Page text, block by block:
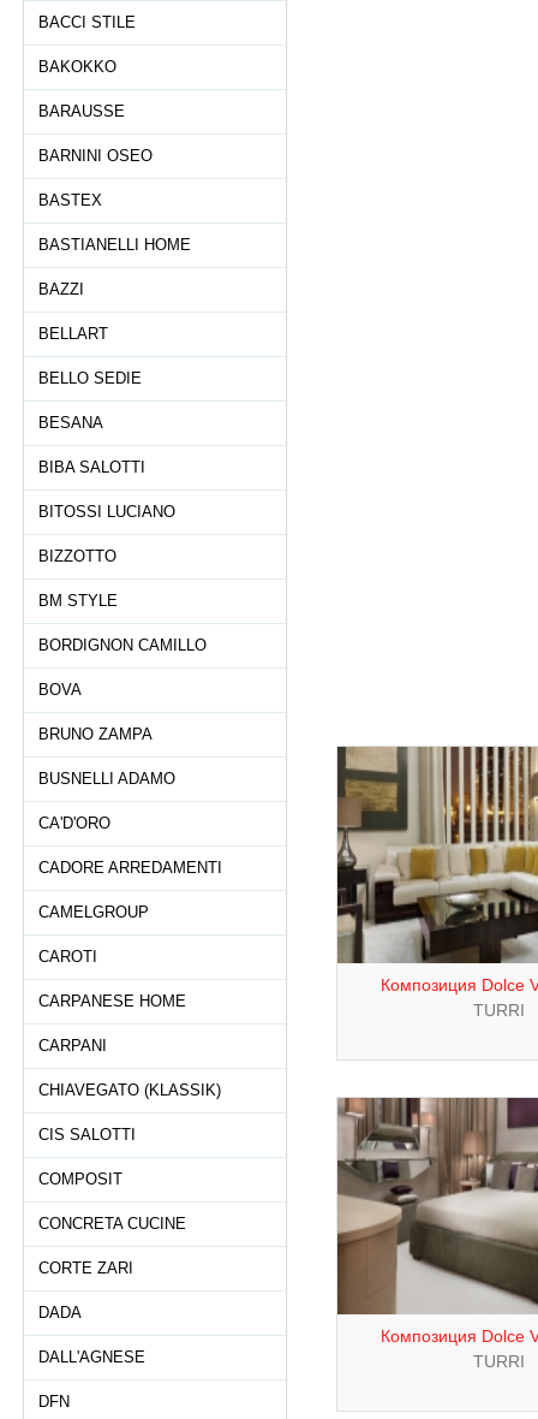
BACCI STILE
BAKOKKO
BARAUSSE
BARNINI OSEO
BASTEX
BASTIANELLI HOME
BAZZI
BELLART
BELLO SEDIE
BESANA
BIBA SALOTTI
BITOSSI LUCIANO
BIZZOTTO
BM STYLE
BORDIGNON CAMILLO
BOVA
BRUNO ZAMPA
BUSNELLI ADAMO
CA'D'ORO
CADORE ARREDAMENTI
CAMELGROUP
CAROTI
CARPANESE HOME
CARPANI
CHIAVEGATO (KLASSIK)
CIS SALOTTI
COMPOSIT
CONCRETA CUCINE
CORTE ZARI
DADA
DALL'AGNESE
DFN
Композиция Dolce
TURRI
Композиция Dolce
TURRI